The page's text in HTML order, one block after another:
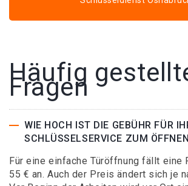
Häufig
Fragen
WIE HOCH IST DIE GEBÜHR FÜR
SCHLÜSSELSERVICE ZUM
Für eine einfache Türöffnung fällt eine
55 € an. Auch der Preis ändert sich je